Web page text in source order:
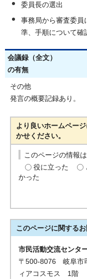
委員長の選出
事務局から審査委員
準、手順について確
会議録（全文）
の有無
その他
発言の概要記録あり。
より良いホームペー
かせください。
このページの情報
役に立った
かった
このページに関する
市民活動交流センタ
〒500-8076 岐阜市
ィアコスモス 1階